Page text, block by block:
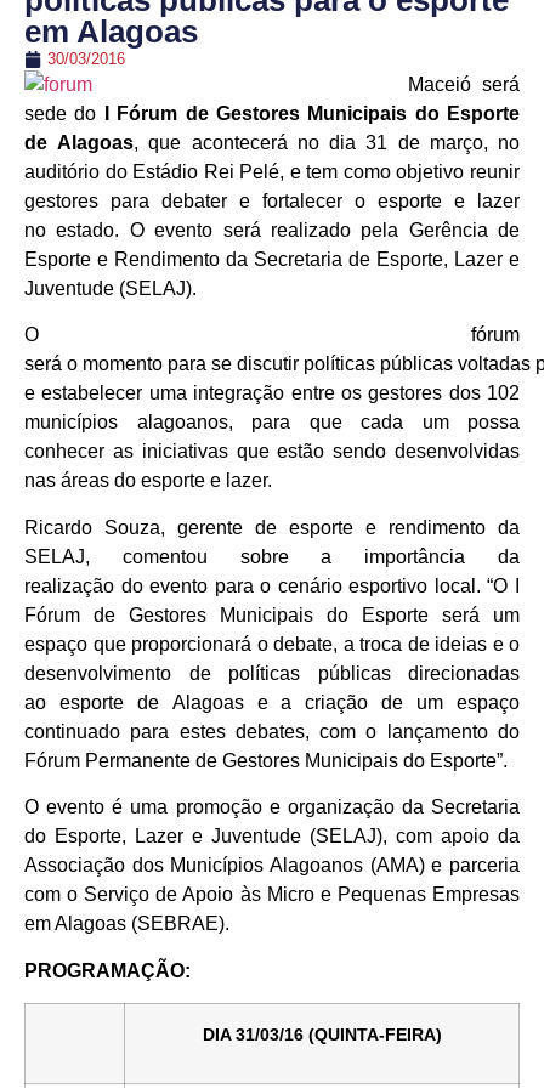
em Alagoas
30/03/2016
Maceió será
sede do
I Fórum de GestoresMunicipais do Esporte
de Alagoas, que acontecerá no dia 31 de março, no
auditório do Estádio Rei Pelé, e tem como objetivo reunir
gestores para debater e fortalecer o esporte e lazer
no estado. O evento será realizado pela Gerência de
Esporte e Rendimento da Secretaria de Esporte, Lazer e
Juventude (SELAJ).
O fórum
será o momento para se discutir políticas públicas voltadas
e estabelecer uma integração entre os gestores dos 102
municípios alagoanos, para que cada um possa
conhecer as iniciativas que estão sendo desenvolvidas
nas áreas do esporte e lazer.
Ricardo Souza, gerente de esporte e rendimento da
SELAJ, comentou sobre a importância da
realização do evento para o cenário esportivo local. “O I
Fórum de Gestores Municipais do Esporte será um
espaço que proporcionará o debate, a troca de ideias e o
desenvolvimento de políticas públicas direcionadas
ao esporte de Alagoas e a criação de um espaço
continuado para estes debates, com o lançamento do
Fórum Permanente de Gestores Municipais do Esporte”.
O evento é uma promoção e organização da Secretaria
do Esporte, Lazer e Juventude (SELAJ), com apoio da
Associação dos Municípios Alagoanos (AMA) e parceria
com o Serviço de Apoio às Micro e Pequenas Empresas
em Alagoas (SEBRAE).
PROGRAMAÇÃO:
DIA 31/03/16 (QUINTA-FEIRA)